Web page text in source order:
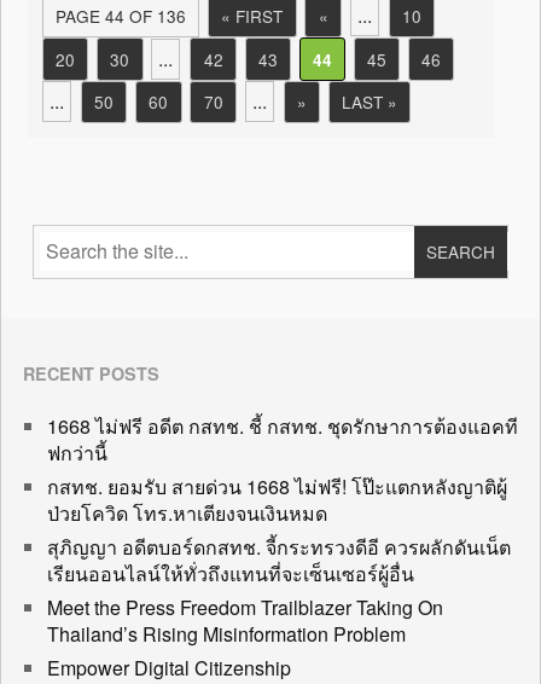
PAGE 44 OF 136 « FIRST « ...
10
20
30 ... 42 43 44 45 46
... 50 60 70 ... » LAST »
RECENT POSTS
1668 ไม่ฟรี อดีต กสทช. ชี้ กสทช. ชุดรักษาการต้องแอคที
ฟกว่านี้
กสทช. ยอมรับ สายด่วน 1668 ไม่ฟรี! โป๊ะแตกหลังญาติผู้
ป่วยโควิด โทร.หาเตียงจนเงินหมด
สุภิญญา อดีตบอร์ดกสทช. จี้กระทรวงดีอี ควรผลักดันเน็ต
เรียนออนไลน์ให้ทั่วถึงแทนที่จะเซ็นเซอร์ผู้อื่น
Meet the Press Freedom Trailblazer Taking On
Thailand’s Rising Misinformation Problem
Empower Digital Citizenship